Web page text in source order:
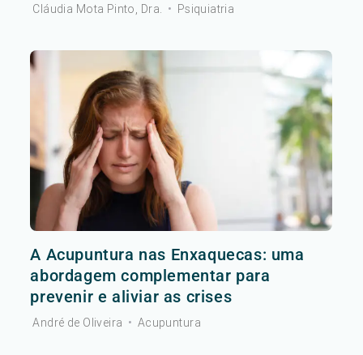
Cláudia Mota Pinto, Dra. • Psiquiatria
A Acupuntura nas Enxaquecas: uma
abordagem complementar para
prevenir e aliviar as crises
André de Oliveira • Acupuntura